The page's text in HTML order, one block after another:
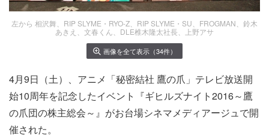
左から 相沢舞、RIP SLYME・RYO-Z、RIP SLYME・SU、FROGMAN、鈴木
あきえ、文春くん、DLE椎木隆太社長、上野アサ
画像を全て表示（34件）
4月9日（土）、アニメ「秘密結社 鷹の爪」テレビ放送開
始10周年を記念したイベント『ギヒルズナイト2016～鷹
の爪団の株主総会～』がお台場シネマメディアージュで開
催された。